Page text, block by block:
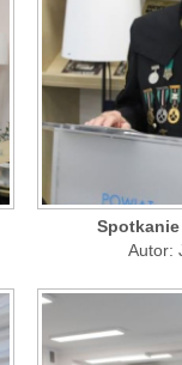
Autor: